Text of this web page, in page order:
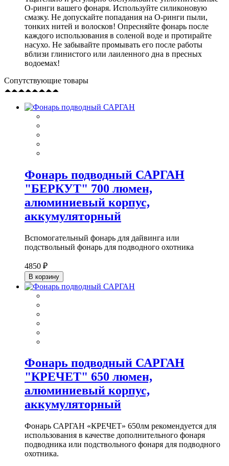
О-ринги вашего фонаря. Используйте силиконовую
смазку. Не допускайте попадания на О-ринги пыли,
тонких нитей и волосков! Опресняйте фонарь после
каждого использования в соленой воде и протирайте
насухо. Не забывайте промывать его после работы
вблизи глинистого или лаиленного дна в пресных
водоемах!
Сопутствующие товары
Фонарь подводный САРГАН
"БЕРКУТ" 700 люмен,
алюминиевый корпус,
аккумуляторный
Вспомогательный фонарь для дайвинга или
подствольный фонарь для подводного охотника
4850 ₽
В корзину
Фонарь подводный САРГАН
"КРЕЧЕТ" 650 люмен,
алюминиевый корпус,
аккумуляторный
Фонарь САРГАН «КРЕЧЕТ» 650лм рекомендуется для
использования в качестве дополнительного фонаря
подводника или подствольного фонаря для подводного
охотника.